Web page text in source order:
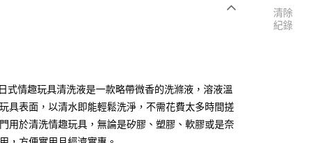
款
式情趣玩具清洗液是一款略帶微香的洗滌液，溶液溫
具表面，以清水即能輕鬆洗淨，不需花費太多時間搓
用於清洗情趣玩具，無論是矽膠、塑膠、軟膠或是奈
清除
紀錄